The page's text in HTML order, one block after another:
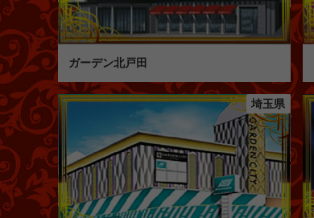
ガーデン北戸田
埼玉県